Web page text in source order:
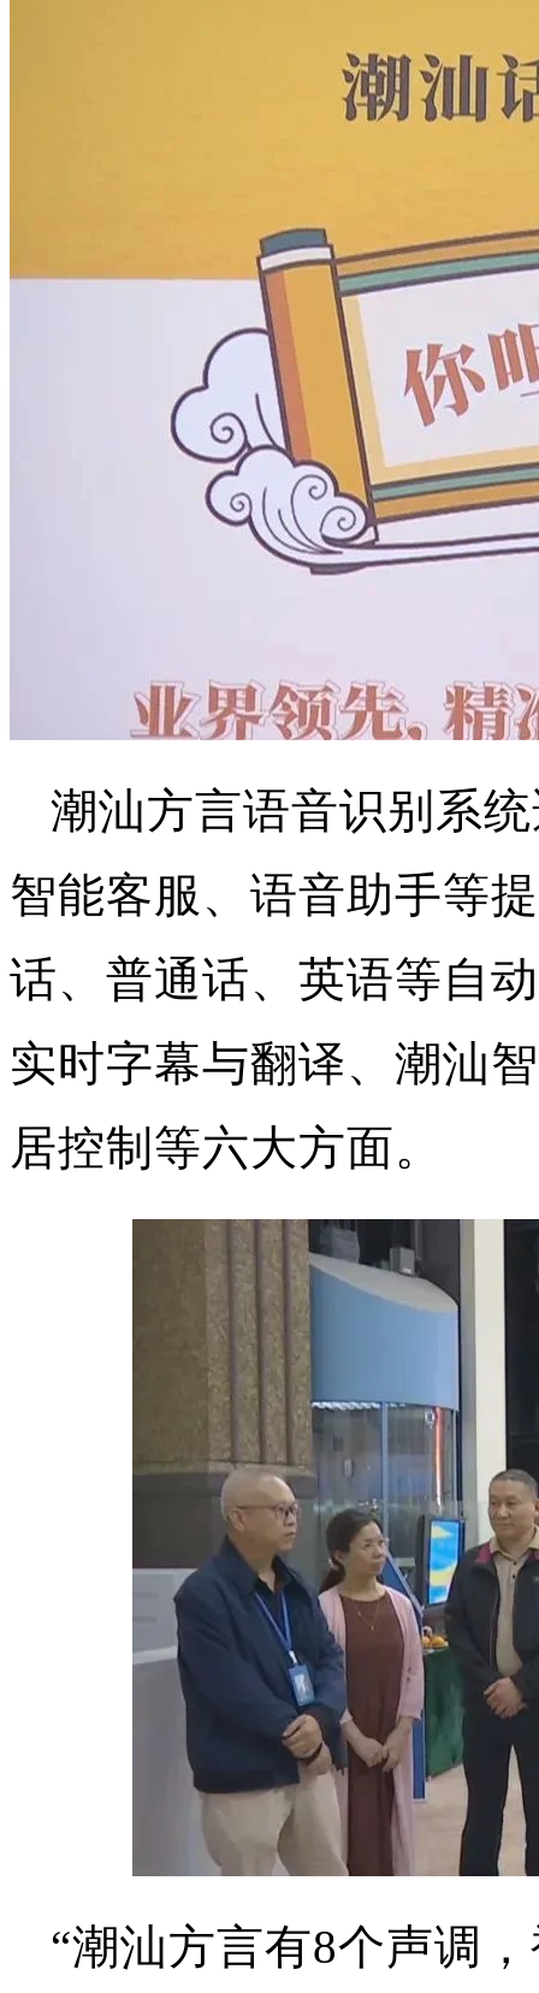
潮汕方言语音识别系
智能客服、语音助手等
话、普通话、英语等自
实时字幕与翻译、潮汕
居控制等六大方面。
“潮汕方言有8个声调